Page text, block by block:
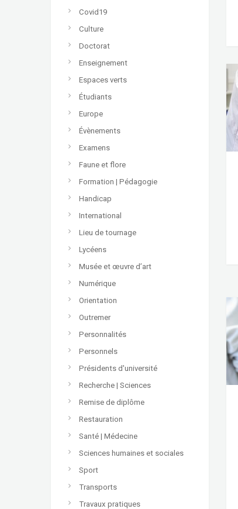
Covid19
Culture
Doctorat
Enseignement
Espaces verts
Étudiants
Europe
Évènements
Examens
Faune et flore
Formation | Pédagogie
Handicap
International
Lieu de tournage
Lycéens
Musée et œuvre d’art
Numérique
Orientation
Outremer
Personnalités
Personnels
Présidents d'université
Recherche | Sciences
Remise de diplôme
Restauration
Santé | Médecine
Sciences humaines et sociales
Sport
Transports
Travaux pratiques